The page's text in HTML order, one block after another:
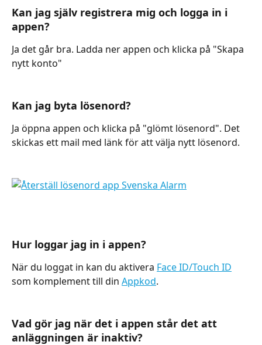
Kan jag själv registrera mig och logga in i
appen?
Ja det går bra. Ladda ner appen och klicka på "Skapa
nytt konto"
Kan jag byta lösenord?
Ja öppna appen och klicka på "glömt lösenord". Det
skickas ett mail med länk för att välja nytt lösenord.
Hur loggar jag in i appen?
När du loggat in kan du aktivera Face ID/Touch ID
som komplement till din Appkod.
Vad gör jag när det i appen står det att
anläggningen är inaktiv?